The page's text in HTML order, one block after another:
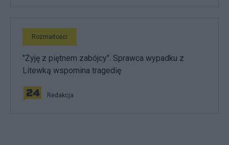
Rozmaitości
"Żyję z piętnem zabójcy". Sprawca wypadku z
Litewką wspomina tragedię
Redakcja